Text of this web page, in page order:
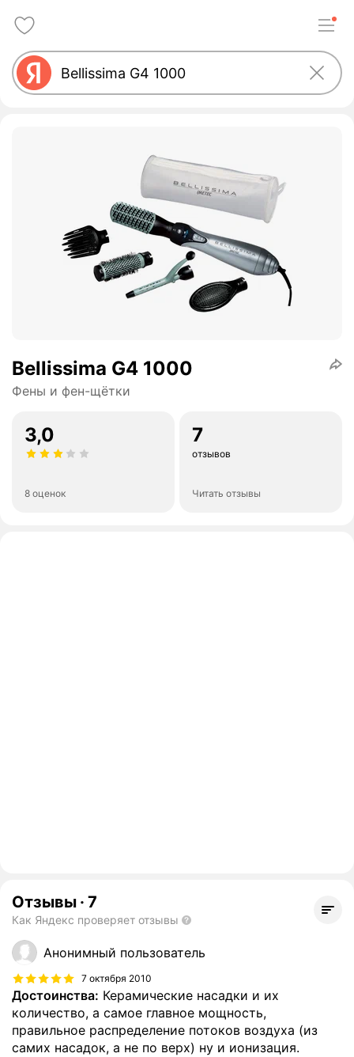
Bellissima G4 1000
Фены и фен-щётки
3,0
8 оценок
7
отзывов
Читать отзывы
Отзывы · 7
Как Яндекс проверяет отзывы
Анонимный пользователь
7 октября 2010
Достоинства: Керамические насадки и их
количество, а самое главное мощность,
правильное распределение потоков воздуха (из
самих насадок, а не по верх) ну и ионизация.